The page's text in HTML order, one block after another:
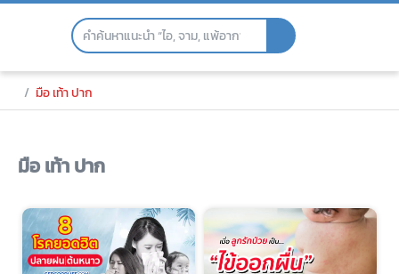
Skip
มือ เท้า ปาก
มือ เท้า ปาก